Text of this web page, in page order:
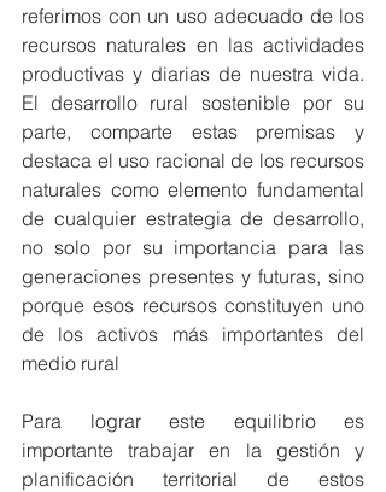
referimos con un uso adecuado de los
recursos naturales en las actividades
productivas y diarias de nuestra vida.
El desarrollo rural sostenible por su
parte, comparte estas premisas y
destaca el uso racional de los recursos
naturales como elemento fundamental
de cualquier estrategia de desarrollo,
no solo por su importancia para las
generaciones presentes y futuras, sino
porque esos recursos constituyen uno
de los activos más importantes del
medio rural
Para lograr este equilibrio es
importante trabajar en la gestión y
planificación territorial de estos